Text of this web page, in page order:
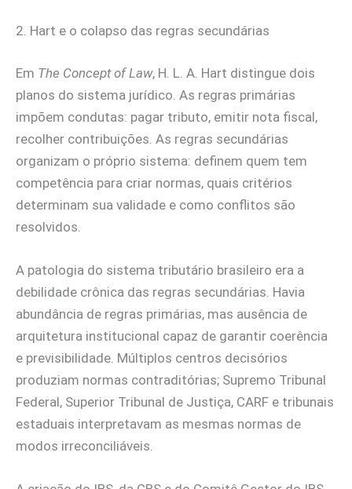
2. Hart e o colapso das regras secundárias
Em The Concept of Law, H. L. A. Hart distingue dois
planos do sistema jurídico. As regras primárias
impõem condutas: pagar tributo, emitir nota fiscal,
recolher contribuições. As regras secundárias
organizam o próprio sistema: definem quem tem
competência para criar normas, quais critérios
determinam sua validade e como conflitos são
resolvidos.
A patologia do sistema tributário brasileiro era a
debilidade crônica das regras secundárias. Havia
abundância de regras primárias, mas ausência de
arquitetura institucional capaz de garantir coerência
e previsibilidade. Múltiplos centros decisórios
produziam normas contraditórias; Supremo Tribunal
Federal, Superior Tribunal de Justiça, CARF e tribunais
estaduais interpretavam as mesmas normas de
modos irreconciliáveis.